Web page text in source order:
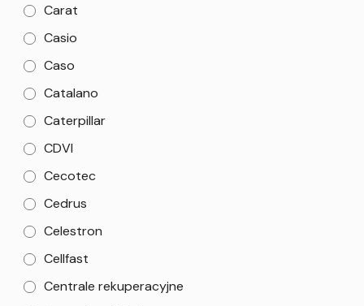
Carat
Casio
Caso
Catalano
Caterpillar
CDVI
Cecotec
Cedrus
Celestron
Cellfast
Centrale rekuperacyjne